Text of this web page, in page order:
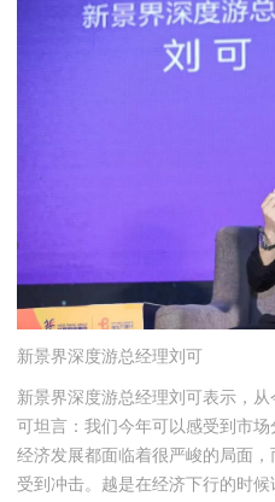
新景界深度游总经理刘可
新景界深度游总经理刘可表示，
可坦言：我们今年可以感受到市
经济发展都面临着很严峻的局面
受到冲击。越是在经济下行的时